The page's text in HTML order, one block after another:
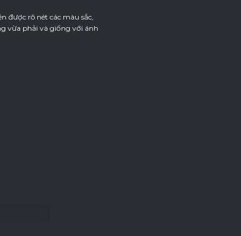
được rõ nét các màu sắc,
vừa phải và giống với ánh